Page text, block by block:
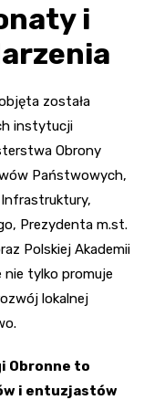
i
została
instytucji
Obrony
Państwowych,
Prezydenta m.st.
Polskiej Akademii
nie tylko promuje
lokalnej
Obronne to
i entuzjastów